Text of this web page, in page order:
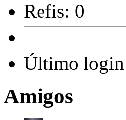
Refis: 0
Último
Amigos